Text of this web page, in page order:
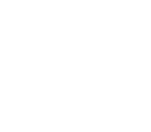
Ny mottagning
systemisk skleros
Barn med leukemi